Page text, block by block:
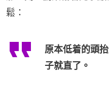
鬆：
原本低着的頭
子就直了。